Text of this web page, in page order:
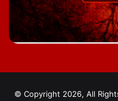
© Copyright 2026, All